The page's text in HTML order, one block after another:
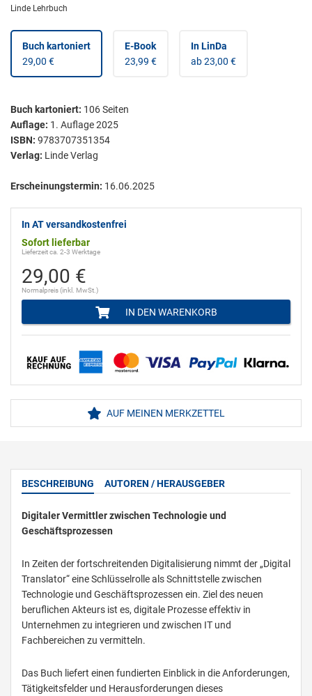
Linde Lehrbuch
Buch kartoniert
29,00 €
E-Book
23,99 €
In LinDa
ab 23,00 €
Buch kartoniert: 106Seiten
Auflage: 1. Auflage 2025
ISBN: 9783707351354
Verlag: Linde Verlag
Erscheinungstermin: 16.06.2025
In AT versandkostenfrei
Sofort lieferbar
Lieferzeit ca. 2-3 Werktage
29,00 €
Normalpreis (inkl. MwSt.)
IN DEN WARENKORB
AUF MEINEN MERKZETTEL
BESCHREIBUNG AUTOREN / HERAUSGEBER
Digitaler Vermittler zwischen Technologie und
Geschäftsprozessen
In Zeiten der fortschreitenden Digitalisierung nimmt der „Digital
Translator“ eine Schlüsselrolle als Schnittstelle zwischen
Technologie und Geschäftsprozessen ein. Ziel des neuen
beruflichen Akteurs ist es, digitale Prozesse effektiv in
Unternehmen zu integrieren und zwischen IT und
Fachbereichen zu vermitteln.
Das Buch liefert einen fundierten Einblick in die Anforderungen,
Tätigkeitsfelder und Herausforderungen dieses